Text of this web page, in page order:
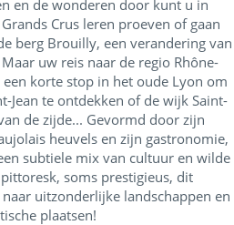
en de wonderen door kunt u in
Crus leren proeven of gaan
berg Brouilly, een verandering van
uw reis naar de regio Rhône-
korte stop in het oude Lyon om
Jean te ontdekken of de wijk Saint-
de zijde... Gevormd door zijn
heuvels en zijn gastronomie,
subtiele mix van cultuur en wilde
soms prestigieus, dit
uitzonderlijke landschappen en
plaatsen!